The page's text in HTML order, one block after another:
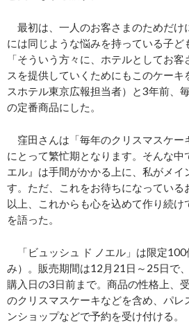
最初は、一人のお客さまのためだけ
には同じような悩みを持っている子ど
「そういう方々に、ホテルとしてお
スを提供していくためにもこのケーキ
スホテル東京広報担当者）と3年前、
の定番商品にした。
窪田さんは「毎年のクリスマスケー
にとって繁忙期となります。そんな中
エル』は手間がかかる上に、私がメ
す。ただ、これをお待ちになっている
以上、これからも心を込めて作り続け
を語った。
「ビュッシュ ド ノエル」は限定
み）。販売期間は12月21日～25日で
購入日の3日前まで。商品の性格上、
のクリスマスケーキなどを含め、パレ
ンショップなどで予約を受け付ける。